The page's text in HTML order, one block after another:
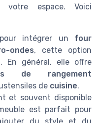
votre espace. Voici
intégrer un four
ondes, cette option
En général, elle offre
de rangement
de cuisine.
et souvent disponible
est parfait pour